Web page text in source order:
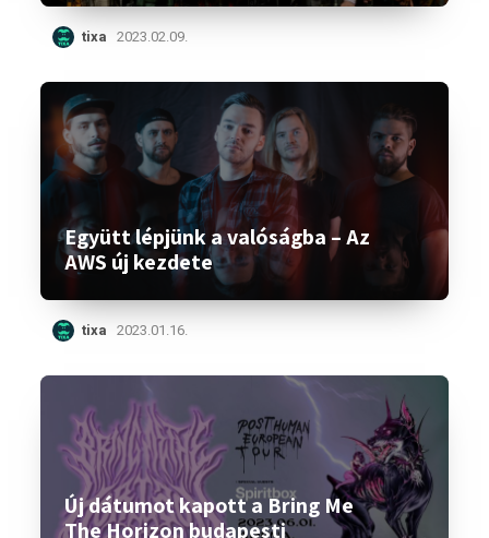
tixa 2023.02.09.
Együtt lépjünk a valóságba – Az
AWS új kezdete
tixa 2023.01.16.
Új dátumot kapott a Bring Me
The Horizon budapesti